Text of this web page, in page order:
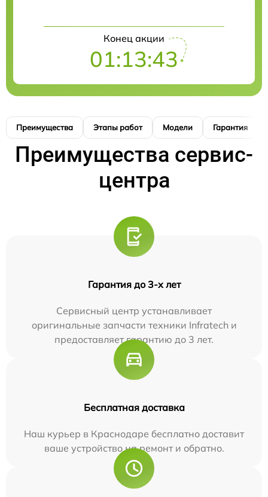
Конец акции
01:13:41
Преимущества Этапы работ Модели Гарантия
Преимущества сервис-
центра
Гарантия до 3-х лет
Сервисный центр устанавливает
оригинальные запчасти техники Infratech и
предоставляет гарантию до 3 лет.
Бесплатная доставка
Наш курьер в Краснодаре бесплатно доставит
ваше устройство на ремонт и обратно.